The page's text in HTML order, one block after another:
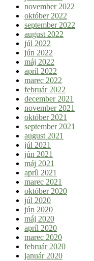
november 2022
október 2022
september 2022
august 2022
júl 2022
jún 2022
máj 2022
apríl 2022
marec 2022
február 2022
december 2021
november 2021
október 2021
september 2021
august 2021
júl 2021
jún 2021
máj 2021
apríl 2021
marec 2021
október 2020
júl 2020
jún 2020
máj 2020
apríl 2020
marec 2020
február 2020
január 2020